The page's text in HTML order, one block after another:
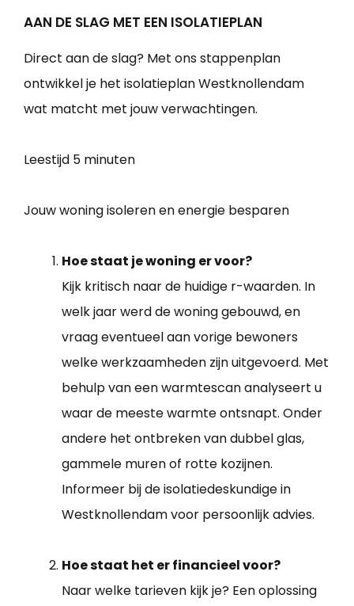
AAN DE SLAG MET EEN ISOLATIEPLAN
Direct aan de slag? Met ons stappenplan
ontwikkel je het isolatieplan Westknollendam
wat matcht met jouw verwachtingen.
Leestijd 5 minuten
Jouw woning isoleren en energie besparen
Hoe staat je woning er voor?
Kijk kritisch naar de huidige r-waarden. In
welk jaar werd de woning gebouwd, en
vraag eventueel aan vorige bewoners
welke werkzaamheden zijn uitgevoerd. Met
behulp van een warmtescan analyseert u
waar de meeste warmte ontsnapt. Onder
andere het ontbreken van dubbel glas,
gammele muren of rotte kozijnen.
Informeer bij de isolatiedeskundige in
Westknollendam voor persoonlijk advies.
Hoe staat het er financieel voor?
Naar welke tarieven kijk je? Een oplossing